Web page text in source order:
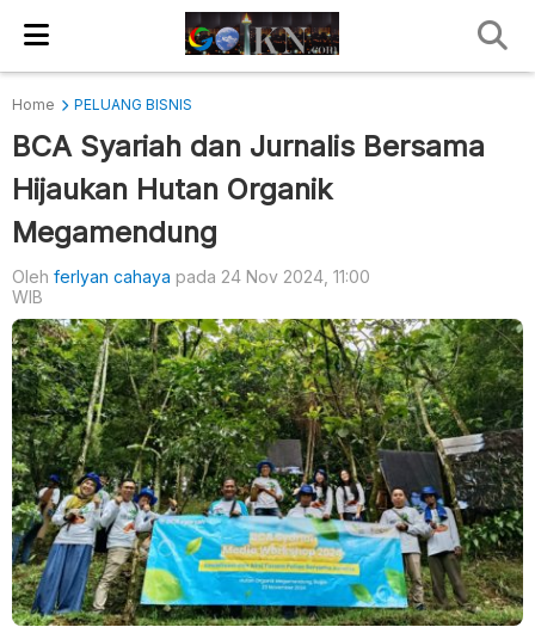
Home PELUANG BISNIS
BCA Syariah dan Jurnalis Bersama
Hijaukan Hutan Organik
Megamendung
Oleh ferlyan cahaya pada 24 Nov 2024, 11:00
WIB